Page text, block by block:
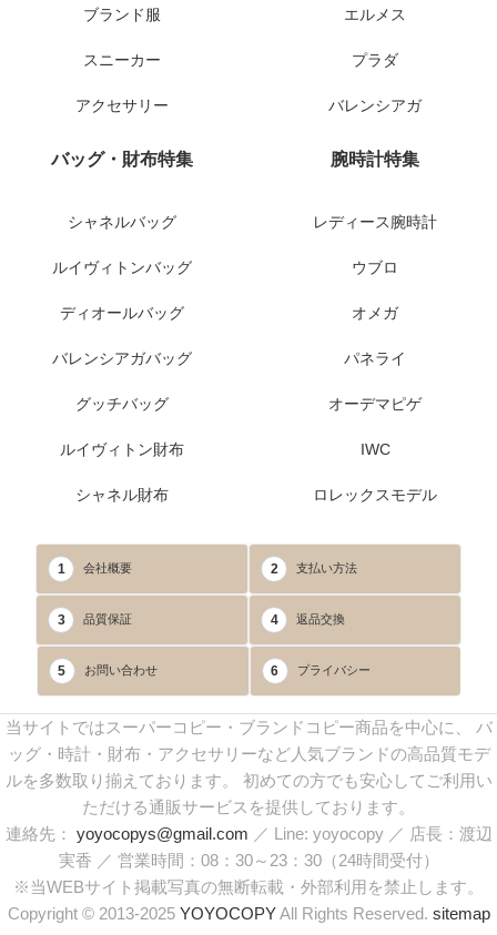
ブランド服
スニーカー
アクセサリー
エルメス
プラダ
バレンシアガ
バッグ・財布特集
シャネルバッグ
ルイヴィトンバッグ
ディオールバッグ
バレンシアガバッグ
グッチバッグ
ルイヴィトン財布
シャネル財布
腕時計特集
レディース腕時計
ウブロ
オメガ
パネライ
オーデマピゲ
IWC
ロレックスモデル
1 会社概要 2 支払い方法
3 品質保証 4 返品交換
5 お問い合わせ 6 プライバシー
当サイトではスーパーコピー・ブランドコピー商品を中心に、 バ
ッグ・時計・財布・アクセサリーなど人気ブランドの高品質モデ
ルを多数取り揃えております。 初めての方でも安心してご利用い
ただける通販サービスを提供しております。
連絡先： yoyocopys@gmail.com ／ Line: yoyocopy ／ 店長：渡辺
実香 ／ 営業時間：08：30～23：30（24時間受付）
※当WEBサイト掲載写真の無断転載・外部利用を禁止します。
Copyright © 2013-2025 YOYOCOPYAll Rights Reserved. sitemap